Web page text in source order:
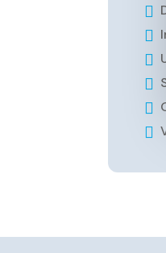





